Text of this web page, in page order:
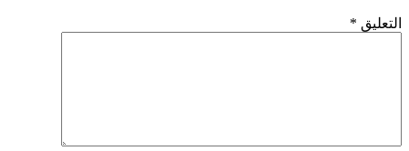
التعليق *